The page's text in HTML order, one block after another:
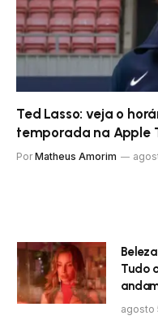
Ted Lasso: veja o
temporada na Apple
Por Matheus Amorim
Tudo
agosto